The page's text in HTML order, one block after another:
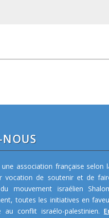
association française selon
vocation de soutenir et de
mouvement israélien
toutes les initiatives en
au conflit israélo-palestinien.